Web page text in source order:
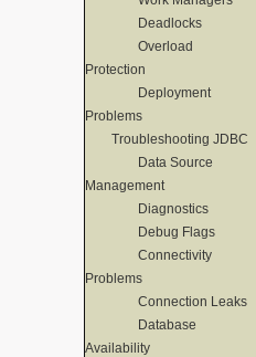
Deadlocks
Overload
Protection
Deployment
Problems
Troubleshooting JDBC
Data Source
Management
Diagnostics
Debug Flags
Connectivity
Problems
Connection Leaks
Database
Availability